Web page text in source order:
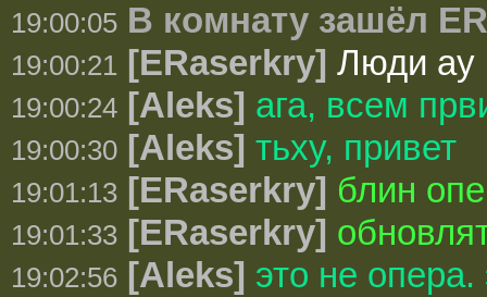
19:00:05 В комнату зашёл
19:00:21 [ERaserkry] Люди ау
19:00:24 [Aleks] ага, всем
19:00:30 [Aleks] тьху, привет
19:01:13 [ERaserkry] блин
19:01:33 [ERaserkry]
19:02:56 [Aleks] это не опера.